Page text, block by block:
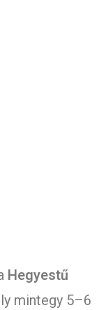
Hegyestű
mintegy 5–6